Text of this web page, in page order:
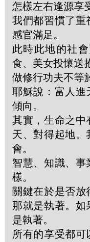
怎樣左右逢源享
我們都習慣了重
感官滿足。
此時此地的社
食、美女投懷送
做修行功夫不等
耶穌說：富人進
傾向。
其實，生命之中
天、對得起地
會。
智慧、知識、
樣。
關鍵在於是否
那就是執著。
是執著。
所有的享受都